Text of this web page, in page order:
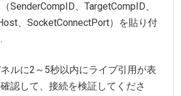
SenderCompID、TargetCompID、
、SocketConnectPort）を貼り付
ルに2～5秒以内にライブ引用が表
認して、接続を検証してくださ